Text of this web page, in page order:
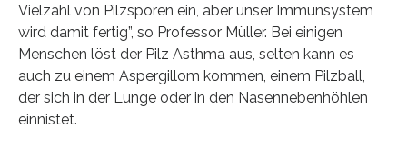
Vielzahl von Pilzsporen ein, aber unser Immunsystem
wird damit fertig”, so Professor Müller. Bei einigen
Menschen löst der Pilz Asthma aus, selten kann es
auch zu einem Aspergillom kommen, einem Pilzball,
der sich in der Lunge oder in den Nasennebenhöhlen
einnistet.